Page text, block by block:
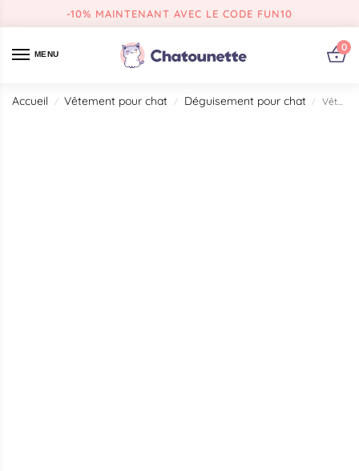
-10% MAINTENANT AVEC LE CODE FUN10
MENU
0
Accueil / Vêtement pour chat / Déguisement pour chat / Vêtements de Cosplay pour chat